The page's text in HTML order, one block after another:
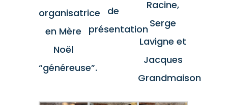
organisatrice
en Mère
Noël
“généreuse”.
de
présentation
Racine,
Serge
Lavigne et
Jacques
Grandmaison